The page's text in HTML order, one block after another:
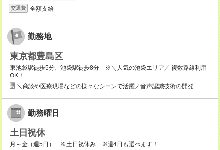
交通費 全額支給
勤務地
東京都豊島区
東池袋駅徒歩5分、池袋駅徒歩8分 ※＼人気の池袋エリア／ 複数路線利用
OK！
＼商談や医療現場などの様々なシーンで活躍／音声認識技術の開発
勤務曜日
土日祝休
月～金（週5日） ※土日祝休み ※週4日も選べます！